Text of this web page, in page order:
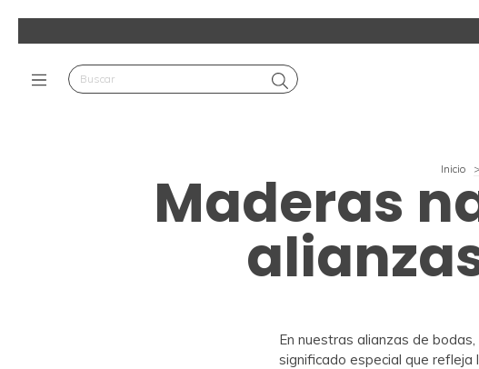
Inicio >
Maderas
En nuestras alianzas de
significado especial que refleja